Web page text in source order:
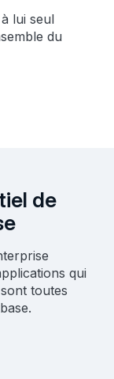
lui seul
du
de
qui
toutes